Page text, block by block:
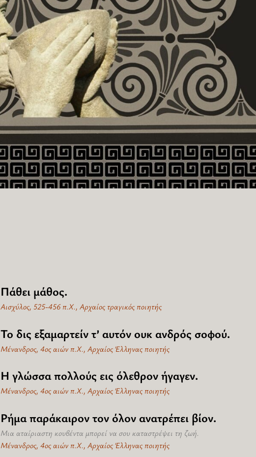
Πάθει μάθος.
Αισχύλος, 525-456 π.Χ., Αρχαίος τραγικός ποιητής
Το δις εξαμαρτείν τ’ αυτόν ουκ ανδρός σοφού.
Μένανδρος, 4ος αιών π.Χ., Αρχαίος Έλληνας ποιητής
Η γλώσσα πολλούς εις όλεθρον ήγαγεν.
Μένανδρος, 4ος αιών π.Χ., Αρχαίος Έλληνας ποιητής
Ρήμα παράκαιρον τον όλον ανατρέπει βίον.
Μια αταίριαστη κουβέντα μπορεί να σου καταστρέψει τη ζωή.
Μένανδρος, 4ος αιών π.Χ., Αρχαίος Έλληνας ποιητής